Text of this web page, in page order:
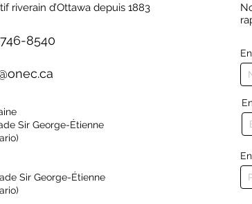
riverain d’Ottawa depuis 1883
8540
Sir George-Étienne
Sir George-Étienne